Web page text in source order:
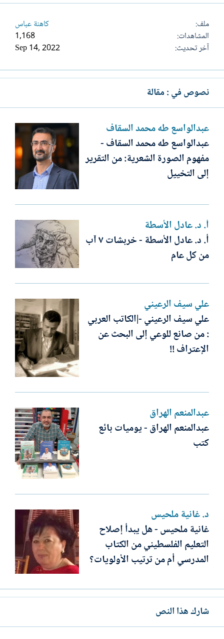
ملف
كاهنة عباس
المشاهدات
1,168
آخر تحديث
Sep 14, 2022
نصوص في : مقالة
عبدالواسع طه محمد السقاف
عبدالواسع طه محمد السقاف -
مفهوم الصورة الشعرية: من التقرير
إلى التخييل
أ. د. عادل الأسطة
أ. د. عادل الأسطة - خربشات ٧ آب
من كل عام
علي سيف الرعيني
علي سيف الرعيني -|الكاتب العربي
: من صانع للوعي إلى البحث عن
الإعتراف !!
عبدالمنعم الهراق
عبدالمنعم الهراق - يوميات بائع
كتب
د. غانية ملحيس
غانية ملحيس - هل يبدأ إصلاح
التعليم الفلسطيني من الكتاب
المدرسي أم من ترتيب الأولويات؟
شارك هذا النص